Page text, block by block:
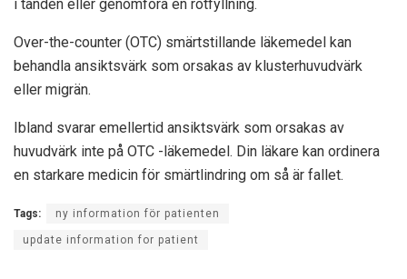
i tanden eller genomföra en rotfyllning.
Over-the-counter (OTC) smärtstillande läkemedel kan
behandla ansiktsvärk som orsakas av klusterhuvudvärk
eller migrän.
Ibland svarar emellertid ansiktsvärk som orsakas av
huvudvärk inte på OTC -läkemedel. Din läkare kan ordinera
en starkare medicin för smärtlindring om så är fallet.
Tags: ny information för patienten
update information for patient